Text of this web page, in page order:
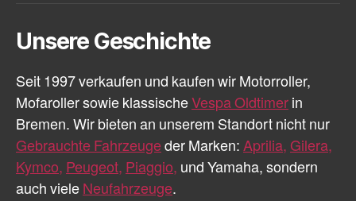
Unsere Geschichte
Seit 1997 verkaufen und kaufen wir Motorroller,
Mofaroller sowie klassischeVespa Oldtimer in
Bremen. Wir bieten an unserem Standort nicht nur
Gebrauchte Fahrzeugeder Marken: Aprilia, Gilera,
Kymco, Peugeot, Piaggio, und Yamaha, sondern
auch viele Neufahrzeuge.